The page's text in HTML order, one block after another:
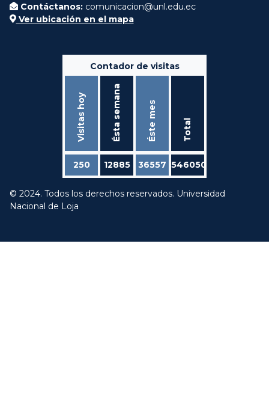
Contáctanos: comunicacion@unl.edu.ec
Ver ubicación en el mapa
Contador de visitas
Visitas hoy Ésta semana Éste mes Total
250 12885 36557 546050
© 2024. Todos los derechos reservados. Universidad
Nacional de Loja